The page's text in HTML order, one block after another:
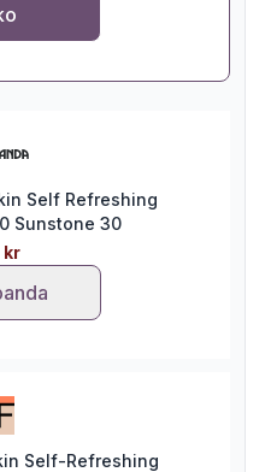
Self Refreshing
Sunstone 30
kr
Self-Refreshing